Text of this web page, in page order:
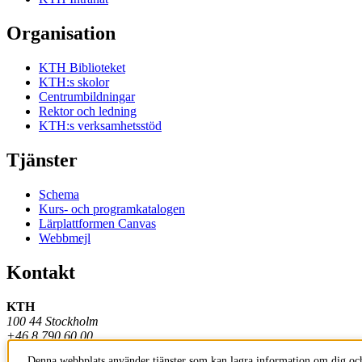
Organisation
KTH Biblioteket
KTH:s skolor
Centrumbildningar
Rektor och ledning
KTH:s verksamhetsstöd
Tjänster
Schema
Kurs- och programkatalogen
Lärplattformen Canvas
Webbmejl
Kontakt
KTH
100 44 Stockholm
+46 8 790 60 00